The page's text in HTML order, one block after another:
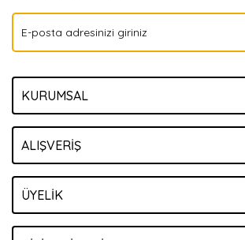
KURUMSAL
ALIŞVERİŞ
ÜYELİK